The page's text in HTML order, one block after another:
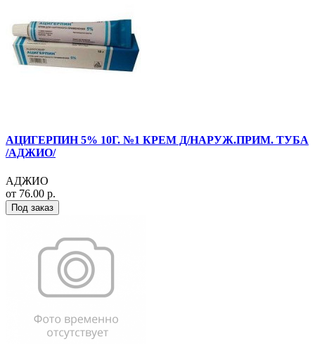
АЦИГЕРПИН 5% 10Г. №1 КРЕМ Д/НАРУЖ.ПРИМ. ТУБА
/АДЖИО/
АДЖИО
от 76.00 р.
Под заказ